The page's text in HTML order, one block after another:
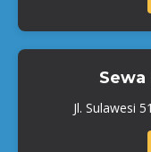
Jl. Sulawesi